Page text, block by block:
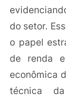
do setor.
o papel
de renda
econômica
técnica